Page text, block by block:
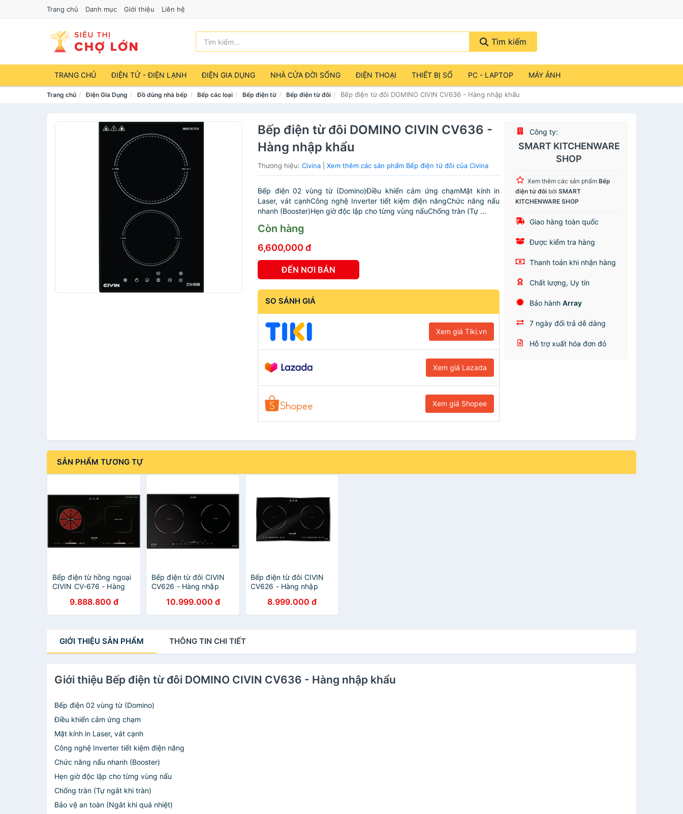
Trang chủ Danh mục Giới thiệu Liên hệ
Tìm kiếm
TRANG CHỦ ĐIỆN TỬ - ĐIỆN LẠNH ĐIỆN GIA DỤNG NHÀ CỬA ĐỜI SỐNG ĐIỆN THOẠI THIẾT BỊ SỐ PC - LAPTOP MÁY ẢNH
Trang chủ Điện Gia Dụng Đồ dùng nhà bếp Bếp các loại Bếp điện từ Bếp điện từ đôi Bếp điện từ đôi DOMINO CIVIN CV636 - Hàng nhập khẩu
Bếp điện từ đôi DOMINO CIVIN CV636 -
Hàng nhập khẩu
Thương hiệu:Civina |Xem thêm các sản phẩm Bếp điện từ đôi của Civina
Bếp điện 02 vùng từ (Domino)Điều khiển cảm ứng chạmMặt kính in
Laser, vát cạnhCông nghệ Inverter tiết kiệm điện năngChức năng nấu
nhanh (Booster)Hẹn giờ độc lập cho từng vùng nấuChống tràn (Tự ...
Còn hàng
6,600,000 đ
ĐẾN NƠI BÁN
SO SÁNH GIÁ
Xem giá Tiki.vn
Xem giá Lazada
Xem giá Shopee
Công ty:
SMART KITCHENWARE
SHOP
Xem thêm các sản phẩmBếp
điện từ đôi bởiSMART
KITCHENWARE SHOP
Giao hàng toàn quốc
Được kiểm tra hàng
Thanh toán khi nhận hàng
Chất lượng, Uy tín
Bảo hànhArray
7 ngày đổi trả dễ dàng
Hỗ trợ xuất hóa đơn đỏ
SẢN PHẨM TƯƠNG TỰ
Bếp điện từ hồng ngoại
CIVIN CV-676 - Hàng
9.888.800 đ
Bếp điện từ đôi CIVIN
CV626 - Hàng nhập
10.999.000 đ
Bếp điện từ đôi CIVIN
CV626 - Hàng nhập
8.999.000 đ
GIỚI THIỆU SẢN PHẨM THÔNG TIN CHI TIẾT
Giới thiệu Bếp điện từ đôi DOMINO CIVIN CV636 - Hàng nhập khẩu
Bếp điện 02 vùng từ (Domino)
Điều khiển cảm ứng chạm
Mặt kính in Laser, vát cạnh
Công nghệ Inverter tiết kiệm điện năng
Chức năng nấu nhanh (Booster)
Hẹn giờ độc lập cho từng vùng nấu
Chống tràn (Tự ngắt khi tràn)
Bảo vệ an toàn (Ngắt khi quá nhiệt)